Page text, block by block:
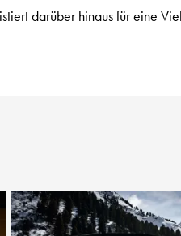
darüber hinaus für eine